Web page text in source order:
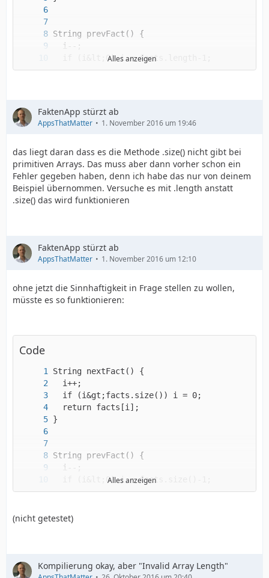
Alles anzeigen
FaktenApp stürzt ab
AppsThatMatter 1. November 2016 um 19:46
das liegt daran dass es die Methode .size() nicht gibt bei
primitiven Arrays. Das muss aber dann vorher schon ein
Fehler gegeben haben, denn ich habe das nur von deinem
Beispiel übernommen. Versuche es mit .length anstatt
.size() das wird funktionieren
FaktenApp stürzt ab
AppsThatMatter 1. November 2016 um 12:10
ohne jetzt die Sinnhaftigkeit in Frage stellen zu wollen,
müsste es so funktionieren:
Code
Alles anzeigen
(nicht getestet)
Kompilierung okay, aber "Invalid Array Length"